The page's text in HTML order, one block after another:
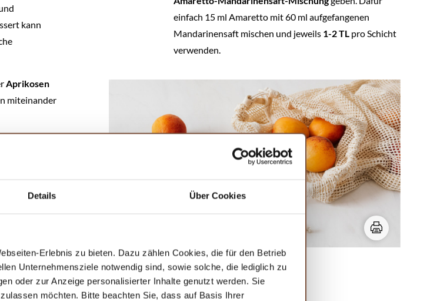
Details Über Cookies
Erlebnis zu bieten. Dazu zählen Cookies, die für den Betrieb
Unternehmensziele notwendig sind, sowie solche, die lediglich zu
oder zur Anzeige personalisierter Inhalte genutzt werden. Sie
möchten. Bitte beachten Sie, dass auf Basis Ihrer
kann
Aprikosen
miteinander
Besonders
und das
einfach 15 ml Amaretto mit 60 ml aufgefangenen
Mandarinensaft mischen und jeweils 1-2 TLpro Schicht
verwenden.